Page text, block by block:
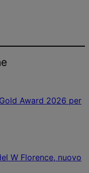
Award 2026 per
W Florence, nuovo